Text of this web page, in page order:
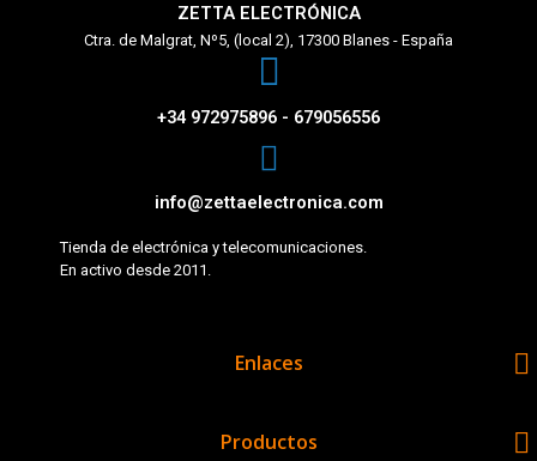
ZETTA ELECTRÓNICA
Ctra. de Malgrat, Nº5, (local 2), 17300 Blanes - España
+34 972975896 - 679056556
info@zettaelectronica.com
Tienda de electrónica y telecomunicaciones.
En activo desde 2011.
Enlaces 
Productos 